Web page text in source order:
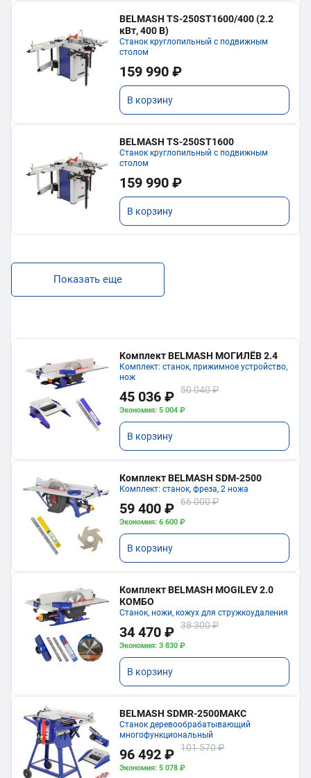
BELMASH TS-250ST1600/400 (2.2
кВт, 400 В)
Станок круглопильный с подвижным
столом
159 990 ₽
В корзину
BELMASH TS-250ST1600
Станок круглопильный с подвижным
столом
159 990 ₽
В корзину
Показать еще
Комплект BELMASH МОГИЛЁВ 2.4
Комплект: станок, прижимное устройство,
нож
45 036 ₽ 50 040 ₽
Экономия: 5 004 ₽
В корзину
Комплект BELMASH SDM-2500
Комплект: станок, фреза, 2 ножа
59 400 ₽ 66 000 ₽
Экономия: 6 600 ₽
В корзину
Комплект BELMASH MOGILEV 2.0
КОМБО
Станок, ножи, кожух для стружкоудаления
34 470 ₽ 38 300 ₽
Экономия: 3 830 ₽
В корзину
BELMASH SDMR-2500МАКС
Станок деревообрабатывающий
многофункциональный
96 492 ₽ 101 570 ₽
Экономия: 5 078 ₽